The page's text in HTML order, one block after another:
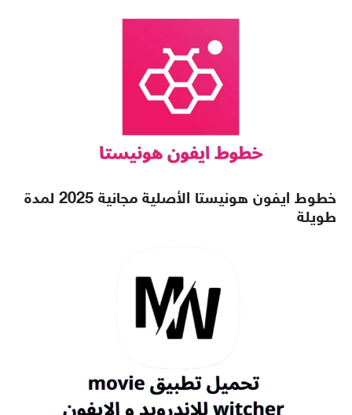
خطوط ايفون هونيستا الأصلية مجانية 2025 لمدة
طويلة